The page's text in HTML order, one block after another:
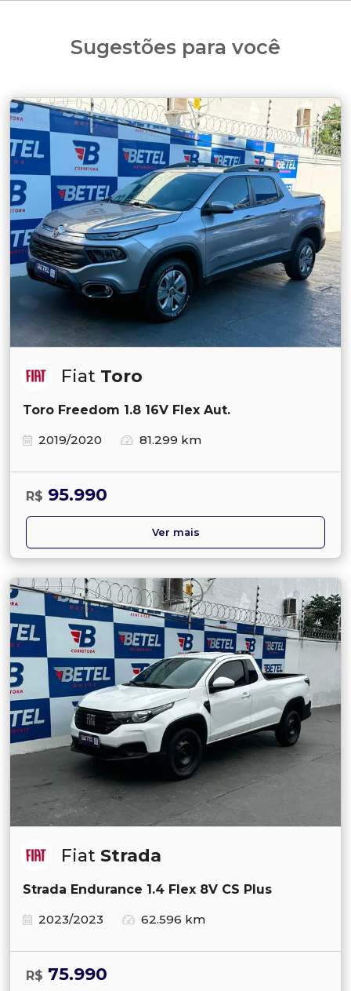
Sugestões para você
Fiat Toro
Toro Freedom 1.8 16V Flex Aut.
2019/2020
81.299 km
R$ 95.990
Ver mais
Fiat Strada
Strada Endurance 1.4 Flex 8V CS Plus
2023/2023
62.596 km
R$ 75.990